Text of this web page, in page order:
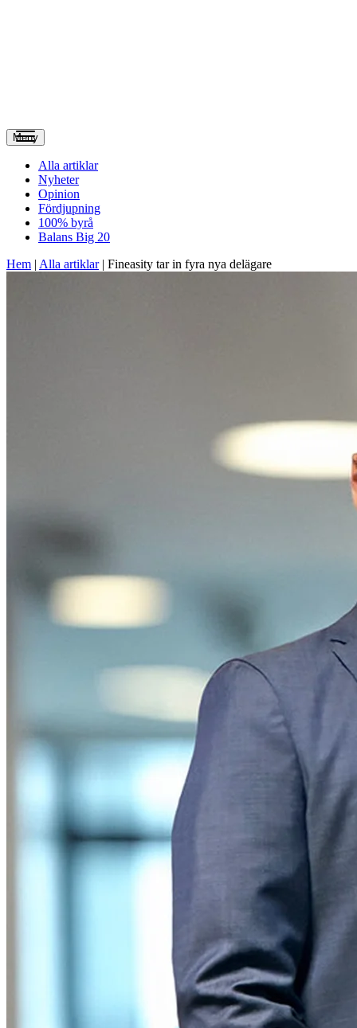
Meny
Alla artiklar
Nyheter
Opinion
Fördjupning
100% byrå
Balans Big 20
Hem | Alla artiklar| Fineasity tar in fyra nya delägare